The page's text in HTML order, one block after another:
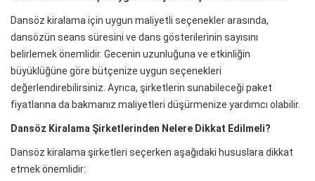
Dansöz kiralama için uygun maliyetli seçenekler arasında,
dansözün seans süresini ve dans gösterilerinin sayısını
belirlemek önemlidir. Gecenin uzunluğuna ve etkinliğin
büyüklüğüne göre bütçenize uygun seçenekleri
değerlendirebilirsiniz. Ayrıca, şirketlerin sunabileceği paket
fiyatlarına da bakmanız maliyetleri düşürmenize yardımcı olabilir.
Dansöz Kiralama Şirketlerinden Nelere Dikkat Edilmeli?
Dansöz kiralama şirketleri seçerken aşağıdaki hususlara dikkat
etmek önemlidir: